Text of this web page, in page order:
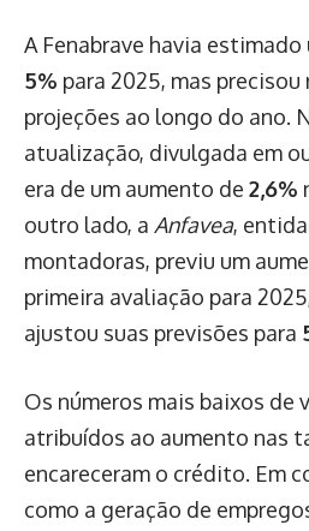
A Fenabrave havia
5% para 2025, mas precisou
projeções ao longo do ano.
atualização, divulgada em
era de um aumento de 2,6%
outro lado, a Anfavea,
montadoras, previu um
primeira avaliação para
ajustou suas previsões para
Os números mais baixos de
atribuídos ao aumento nas
encareceram o crédito. Em
como a geração de